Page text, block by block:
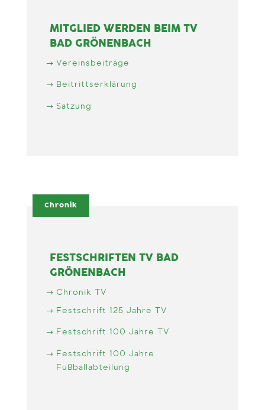
MITGLIED WERDEN BEIM TV
BAD GRÖNENBACH
Vereinsbeiträge
Beitrittserklärung
Satzung
Chronik
FESTSCHRIFTEN TV BAD
GRÖNENBACH
Chronik TV
Festschrift 125 Jahre TV
Festschrift 100 Jahre TV
Festschrift 100 Jahre
Fußballabteilung